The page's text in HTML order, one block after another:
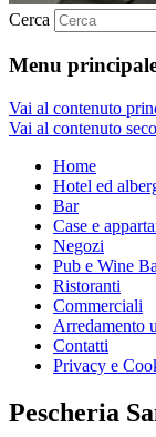
Cerca
Menu
Vai al contenuto
Vai al contenuto
Home
Hotel ed
Bar
Case e
Negozi
Pub e Wine
Ristoranti
Commerciali
Arredamento
Contatti
Privacy e
Pescheria